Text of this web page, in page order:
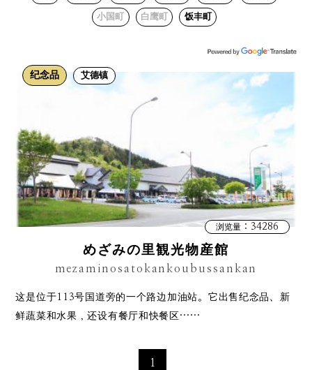
小国町 白鹰町 饭丰町
纪念品 艾德镇
浏览量：34286
めざみの里観光物産館
mezaminosatokankoubussankan
这是位于113号国道旁的一个路边加油站。它出售纪念品、新
鲜蔬菜和水果，还设有餐厅和快餐区……
1